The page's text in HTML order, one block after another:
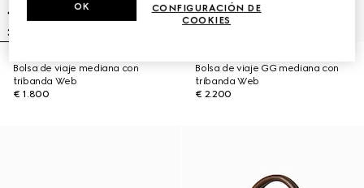
Bolsa de viaje mediana con
tribanda Web
€ 1.800
Bolsa de viaje GG mediana con
tribanda Web
€ 2.200
CONFIGURACIÓN DE
COOKIES
OK